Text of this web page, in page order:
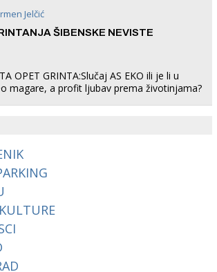
Jelčić
ŠIBENSKE NEVISTE
OPET GRINTA:Slučaj AS EKO ili je li u
magare, a profit ljubav prema životinjama?